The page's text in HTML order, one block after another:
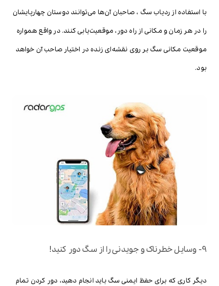
با استفاده از ردیاب سگ ، صاحبان آن‌ها می‌توانند دوستان چهارپایشان
را در هر زمان و مکانی از راه دور، موقعیت‌یابی کنند. در واقع همواره
موقعیت مکانی سگ بر روی نقشه‌ای زنده در اختیار صاحب آن خواهد
بود.
9- وسایل خطرناک و جویدنی را از سگ دور کنید!
دیگر کاری که برای حفظ ایمنی سگ باید انجام دهید، دور کردن تمام